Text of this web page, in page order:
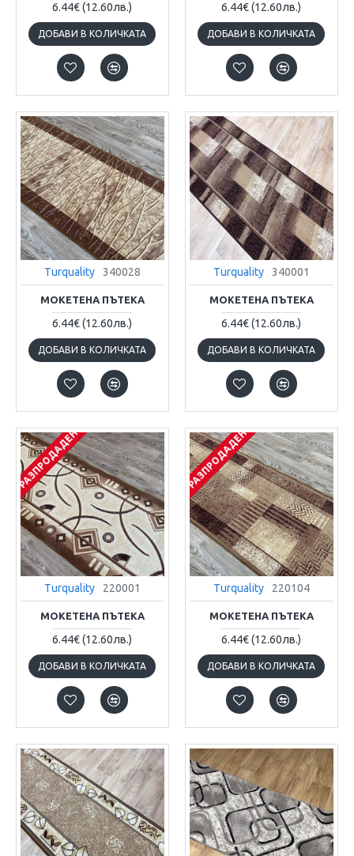
6.44€(12.60лв.)
ДОБАВИ В КОЛИЧКАТА
6.44€(12.60лв.)
ДОБАВИ В КОЛИЧКАТА
Turquality 340028
МОКЕТЕНА ПЪТЕКА
6.44€(12.60лв.)
ДОБАВИ В КОЛИЧКАТА
Turquality 340001
МОКЕТЕНА ПЪТЕКА
6.44€(12.60лв.)
ДОБАВИ В КОЛИЧКАТА
РАЗПРОДАДЕН
Turquality 220001
МОКЕТЕНА ПЪТЕКА
6.44€(12.60лв.)
ДОБАВИ В КОЛИЧКАТА
РАЗПРОДАДЕН
Turquality 220104
МОКЕТЕНА ПЪТЕКА
6.44€(12.60лв.)
ДОБАВИ В КОЛИЧКАТА